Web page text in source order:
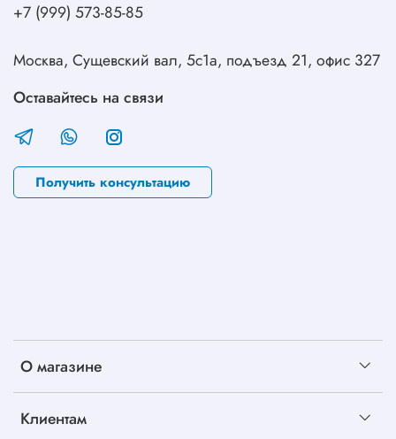
О магазине
Клиентам
+7 (999) 573-85-85
Москва, Сущевский вал, 5с1а, подъезд 21, офис 327
Оставайтесь на связи
Получить консультацию